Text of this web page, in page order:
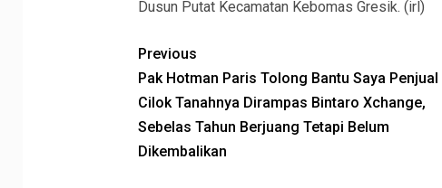
Dusun Putat Kecamatan Kebomas Gresik. (irl)
Previous
Pak Hotman Paris Tolong Bantu Saya Penjual
Cilok Tanahnya Dirampas Bintaro Xchange,
Sebelas Tahun Berjuang Tetapi Belum
Dikembalikan